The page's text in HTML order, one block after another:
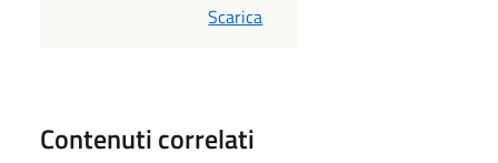
PDF
Scarica
Contenuti correlati